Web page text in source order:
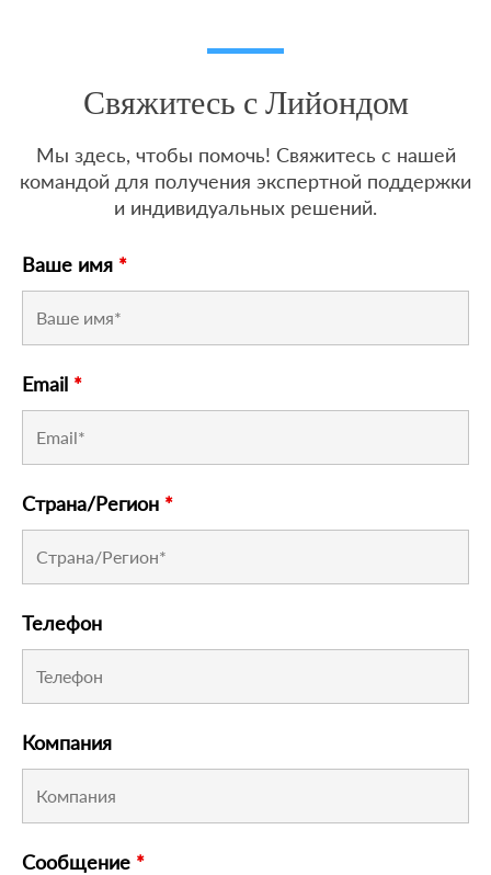
Свяжитесь с Лийондом
Мы здесь, чтобы помочь! Свяжитесь с нашей
командой для получения экспертной поддержки
и индивидуальных решений.
Ваше имя *
Email *
Страна/Регион *
Телефон
Компания
Сообщение *